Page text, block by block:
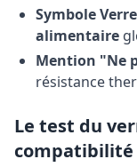
Symbole
alimentaire
Mention "Ne
résistance
Le test du
compatibilité